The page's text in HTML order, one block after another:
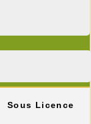
Sous Licence